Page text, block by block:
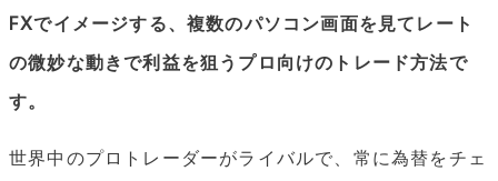
FXでイメージする、複数のパソコン画面を見てレート
の微妙な動きで利益を狙うプロ向けのトレード方法で
す。
世界中のプロトレーダーがライバルで、常に為替をチェ